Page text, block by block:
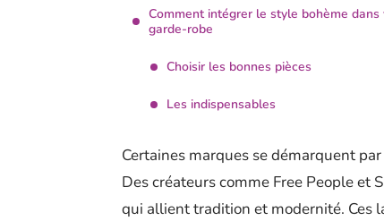
Comment intégrer le style bohème dans
garde-robe
Choisir les bonnes pièces
Les indispensables
Certaines marques se démarquent
Des créateurs comme Free People et
qui allient tradition et modernité. Ces